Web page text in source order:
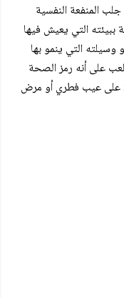
المنفعة النفسية
ببيئته التي يعيش فيها
وسيلته التي ينمو بها
على أنه رمز الصحة
على عيب فطري أو مرض